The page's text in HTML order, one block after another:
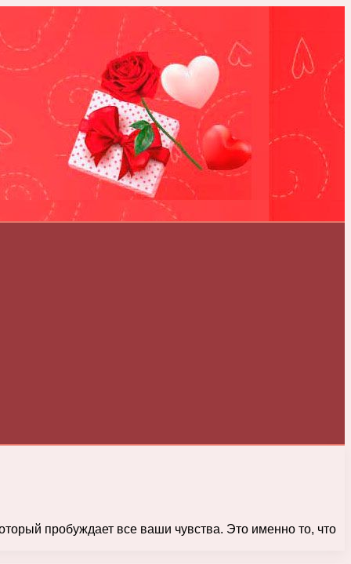
пробуждает все ваши чувства. Это именно то, что